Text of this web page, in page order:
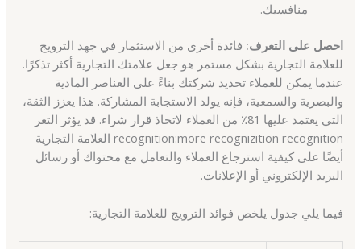
منافسيك.
احصل على التعرف: فائدة أخرى من الاستثمار في جهد الترويج
للعلامة التجارية بشكل مستمر هو جعل علامتك التجارية أكثر تذكرًا.
عندما يمكن للعملاء تحديد شركتك بناءً على العناصر المادية
والبصرية والسمعية، فإنه يولد الاستجابة المشاركة. هذا يعزز الثقة،
التي يعتمد عليها 81٪ من العملاء لاتخاذ قرار شراء. قد يؤثر التعر
recognition:more recognizition recognition العلامة التجارية
أيضًا على كيفية استرجاع العملاء والتعامل مع محتواك أو رسائل
البريد الإلكتروني أو الإعلانات.
فيما يلي جدول يلخص فوائد الترويج للعلامة التجارية: